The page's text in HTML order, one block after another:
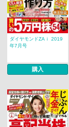
ダイヤモンドZAｉ 2019
年7月号
購入